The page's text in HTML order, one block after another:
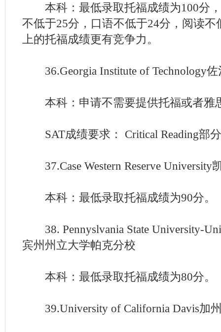
本科：最低录取托福成绩为100分，
不低于25分，口语不低于24分，阅读不
上的托福成绩更有竞争力。
36.Georgia Institute of Technology佐
本科：申请不需要提供托福或者雅
SAT成绩要求： Critical Reading部
37.Case Western Reserve University
本科：最低录取托福成绩为90分。
38. Pennyslvania State University-
宾州州立大学帕克分校
本科：最低录取托福成绩为80分。
39.University of California Davis加